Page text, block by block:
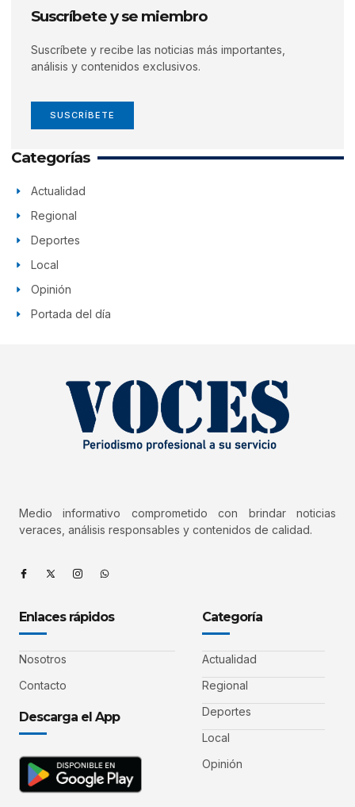
Suscríbete y se miembro
Suscríbete y recibe las noticias más importantes,
análisis y contenidos exclusivos.
SUSCRÍBETE
Categorías
Actualidad
Regional
Deportes
Local
Opinión
Portada del día
Medio informativo comprometido con brindar noticias
veraces, análisis responsables y contenidos de calidad.
Enlaces rápidos
Nosotros
Contacto
Descarga el App
Categoría
Actualidad
Regional
Deportes
Local
Opinión